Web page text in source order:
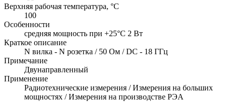
Верхняя рабочая температура, °C
100
Особенности
cредняя мощность при +25°C 2 Вт
Краткое описание
N вилка - N розетка / 50 Ом / DC - 18 ГГц
Примечание
Двунаправленный
Применение
Радиотехнические измерения / Измерения на больших
мощностях / Измерения на производстве РЭА